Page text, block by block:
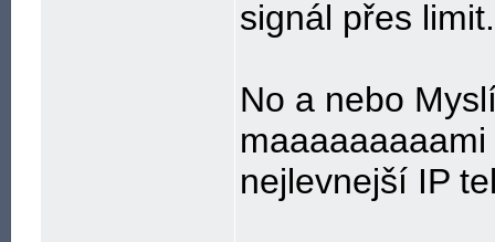
signál přes limit.
No a nebo
nejlevnejší IP